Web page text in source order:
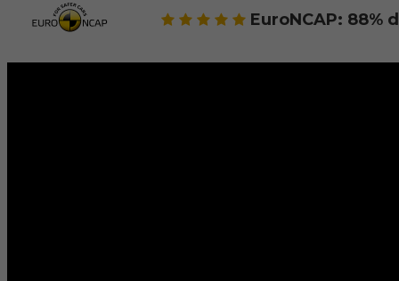
EuroNCAP: 88%